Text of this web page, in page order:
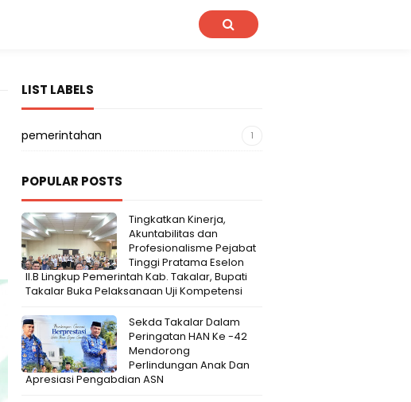
LIST LABELS
pemerintahan 1
POPULAR POSTS
Tingkatkan Kinerja,
Akuntabilitas dan
Profesionalisme Pejabat
Tinggi Pratama Eselon
II.B Lingkup Pemerintah Kab. Takalar, Bupati
Takalar Buka Pelaksanaan Uji Kompetensi
Sekda Takalar Dalam
Peringatan HAN Ke -42
Mendorong
Perlindungan Anak Dan
Apresiasi Pengabdian ASN